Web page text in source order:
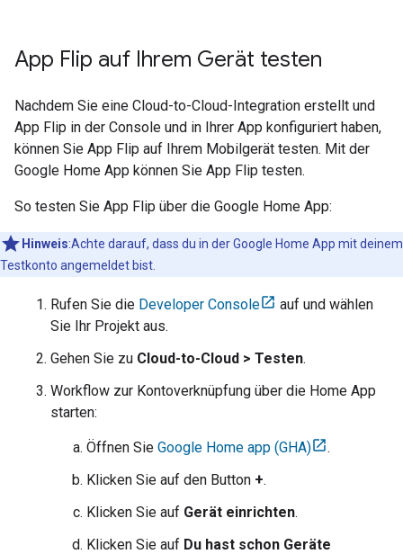
App Flip auf Ihrem Gerät testen
Nachdem Sie eine Cloud-to-Cloud-Integration erstellt und
App Flip in der Console und in Ihrer App konfiguriert haben,
können Sie App Flip auf Ihrem Mobilgerät testen. Mit der
Google Home App können Sie App Flip testen.
So testen Sie App Flip über die Google Home App:
Hinweis:Achte darauf, dass du in der Google Home App mit deinem
Testkonto angemeldet bist.
Rufen Sie die Developer Console
auf und wählen
Sie Ihr Projekt aus.
Gehen Sie zu Cloud-to-Cloud > Testen.
Workflow zur Kontoverknüpfung über die Home App
starten:
Öffnen Sie Google Home app (GHA)
.
Klicken Sie auf den Button +.
Klicken Sie auf Gerät einrichten.
Klicken Sie auf Du hast schon Geräte